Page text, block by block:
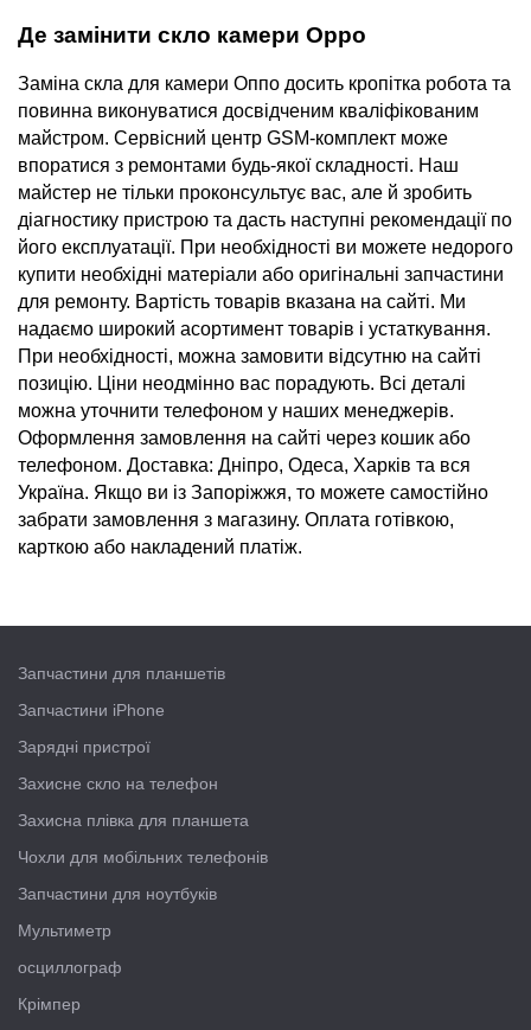
Де замінити скло камери Oppo
Заміна скла для камери Оппо досить кропітка робота та
повинна виконуватися досвідченим кваліфікованим
майстром. Сервісний центр GSM-комплект може
впоратися з ремонтами будь-якої складності. Наш
майстер не тільки проконсультує вас, але й зробить
діагностику пристрою та дасть наступні рекомендації по
його експлуатації. При необхідності ви можете недорого
купити необхідні матеріали або оригінальні запчастини
для ремонту. Вартість товарів вказана на сайті. Ми
надаємо широкий асортимент товарів і устаткування.
При необхідності, можна замовити відсутню на сайті
позицію. Ціни неодмінно вас порадують. Всі деталі
можна уточнити телефоном у наших менеджерів.
Оформлення замовлення на сайті через кошик або
телефоном. Доставка: Дніпро, Одеса, Харків та вся
Україна. Якщо ви із Запоріжжя, то можете самостійно
забрати замовлення з магазину. Оплата готівкою,
карткою або накладений платіж.
Запчастини для планшетів
Запчастини iPhone
Зарядні пристрої
Захисне скло на телефон
Захисна плівка для планшета
Чохли для мобільних телефонів
Запчастини для ноутбуків
Мультиметр
осциллограф
Крімпер